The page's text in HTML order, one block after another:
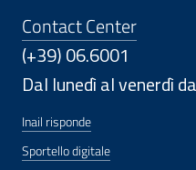
Contact Center
(+39) 06.6001
Dal lunedì al venerdì
Inail risponde
Sportello digitale